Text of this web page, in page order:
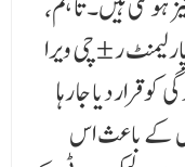
ر ±چی ویرا
قرار دیا جا رہا
کے باعث اس